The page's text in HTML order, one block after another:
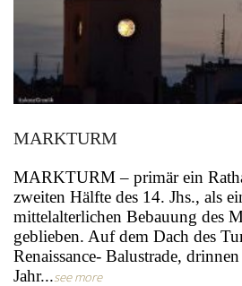
MARKTURM
MARKTURM – primär ein
zweiten Hälfte des 14. Jhs., als
mittelalterlichen Bebauung des
geblieben. Auf dem Dach des
Renaissance- Balustrade,
Jahr...see more